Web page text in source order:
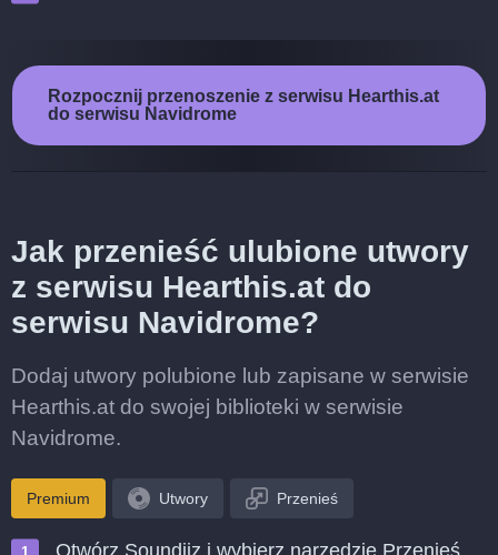
Rozpocznij przenoszenie z serwisu Hearthis.at
do serwisu Navidrome
Jak przenieść ulubione utwory
z serwisu Hearthis.at do
serwisu Navidrome?
Dodaj utwory polubione lub zapisane w serwisie
Hearthis.at do swojej biblioteki w serwisie
Navidrome.
Premium Utwory Przenieś
Otwórz Soundiiz i wybierz narzędzie Przenieś